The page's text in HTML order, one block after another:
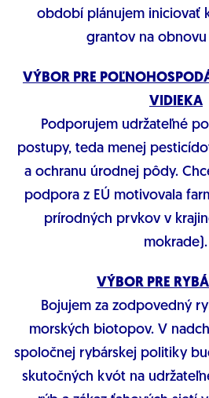
období plánujem iniciovať
grantov na
VÝBOR PRE
VIDIEKA
Podporujem udržateľné
postupy, teda menej
a ochranu úrodnej pôdy.
podpora z EÚ motivovala
prírodných prvkov v
mokrade).
VÝBOR PRE
Bojujem za zodpovedný
morských biotopov. V
spoločnej rybárskej politiky
skutočných kvót na